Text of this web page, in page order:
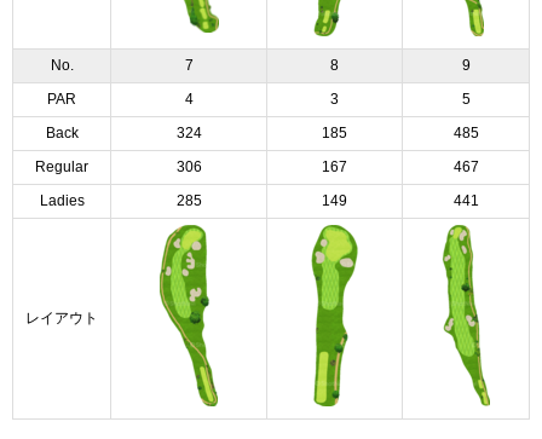
No. 7 8 9
PAR 4 3 5
Back 324 185 485
Regular 306 167 467
Ladies 285 149 441
レイアウト